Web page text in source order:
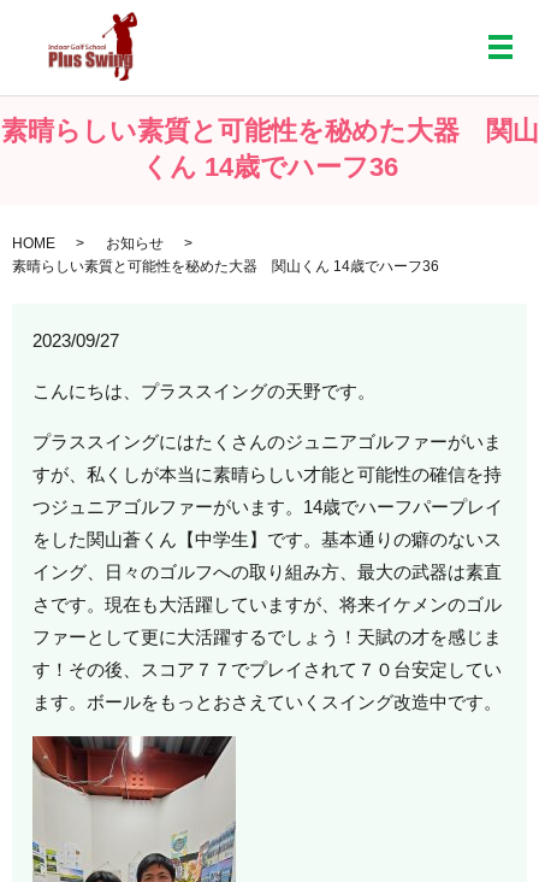
メ
素晴らしい素質と可能性を秘めた大器 関山
くん 14歳でハーフ36
HOME
お知らせ
素晴らしい素質と可能性を秘めた大器 関山くん 14歳でハーフ36
2023/09/27
こんにちは、プラススイングの天野です。
プラススイングにはたくさんのジュニアゴルファーがいま
すが、私くしが本当に素晴らしい才能と可能性の確信を持
つジュニアゴルファーがいます。14歳でハーフパープレイ
をした関山蒼くん【中学生】です。基本通りの癖のないス
イング、日々のゴルフへの取り組み方、最大の武器は素直
さです。現在も大活躍していますが、将来イケメンのゴル
ファーとして更に大活躍するでしょう！天賦の才を感じま
す！その後、スコア７７でプレイされて７０台安定してい
ます。ボールをもっとおさえていくスイング改造中です。